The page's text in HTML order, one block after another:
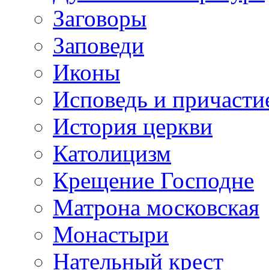
Заговоры
Заповеди
Иконы
Исповедь и
История церкви
Католицизм
Крещение Господне
Матрона московская
Монастыри
Нательный крест